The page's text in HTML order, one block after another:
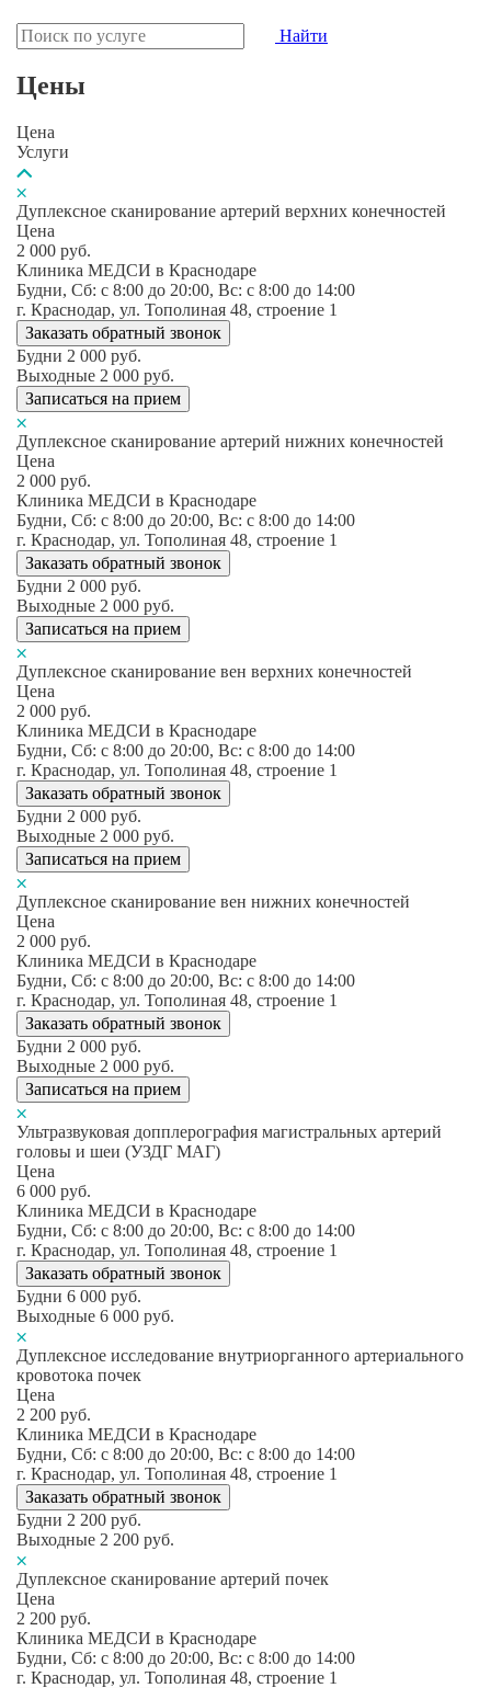
Найти
Цены
Цена
Услуги
Дуплексное сканирование артерий верхних конечностей
Цена
2 000 руб.
Клиника МЕДСИ в Краснодаре
Будни, Сб: c 8:00 до 20:00, Вс: c 8:00 до 14:00
г. Краснодар, ул. Тополиная 48, строение 1
Заказать обратный звонок
Будни 2 000 руб.
Выходные 2 000 руб.
Записаться на прием
Дуплексное сканирование артерий нижних конечностей
Цена
2 000 руб.
Клиника МЕДСИ в Краснодаре
Будни, Сб: c 8:00 до 20:00, Вс: c 8:00 до 14:00
г. Краснодар, ул. Тополиная 48, строение 1
Заказать обратный звонок
Будни 2 000 руб.
Выходные 2 000 руб.
Записаться на прием
Дуплексное сканирование вен верхних конечностей
Цена
2 000 руб.
Клиника МЕДСИ в Краснодаре
Будни, Сб: c 8:00 до 20:00, Вс: c 8:00 до 14:00
г. Краснодар, ул. Тополиная 48, строение 1
Заказать обратный звонок
Будни 2 000 руб.
Выходные 2 000 руб.
Записаться на прием
Дуплексное сканирование вен нижних конечностей
Цена
2 000 руб.
Клиника МЕДСИ в Краснодаре
Будни, Сб: c 8:00 до 20:00, Вс: c 8:00 до 14:00
г. Краснодар, ул. Тополиная 48, строение 1
Заказать обратный звонок
Будни 2 000 руб.
Выходные 2 000 руб.
Записаться на прием
Ультразвуковая допплерография магистральных артерий
головы и шеи (УЗДГ МАГ)
Цена
6 000 руб.
Клиника МЕДСИ в Краснодаре
Будни, Сб: c 8:00 до 20:00, Вс: c 8:00 до 14:00
г. Краснодар, ул. Тополиная 48, строение 1
Заказать обратный звонок
Будни 6 000 руб.
Выходные 6 000 руб.
Дуплексное исследование внутриорганного артериального
кровотока почек
Цена
2 200 руб.
Клиника МЕДСИ в Краснодаре
Будни, Сб: c 8:00 до 20:00, Вс: c 8:00 до 14:00
г. Краснодар, ул. Тополиная 48, строение 1
Заказать обратный звонок
Будни 2 200 руб.
Выходные 2 200 руб.
Дуплексное сканирование артерий почек
Цена
2 200 руб.
Клиника МЕДСИ в Краснодаре
Будни, Сб: c 8:00 до 20:00, Вс: c 8:00 до 14:00
г. Краснодар, ул. Тополиная 48, строение 1